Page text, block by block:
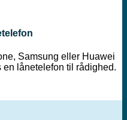
Samsung eller Huawei
lånetelefon til rådighed.